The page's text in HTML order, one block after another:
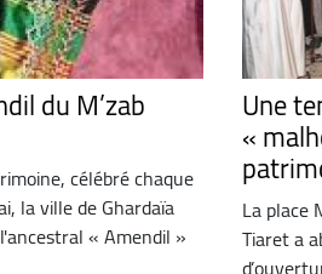
du M’zab
célébré chaque
la ville de Ghardaïa
« Amendil »
Une
«
La place
Tiaret a